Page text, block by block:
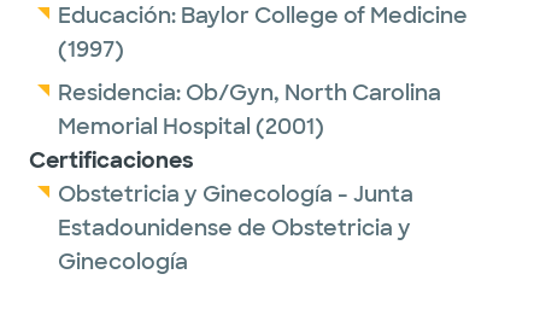
Educación: Baylor College of Medicine
(1997)
Residencia: Ob/Gyn, North Carolina
Memorial Hospital (2001)
Certificaciones
Obstetricia y Ginecología - Junta
Estadounidense de Obstetricia y
Ginecología